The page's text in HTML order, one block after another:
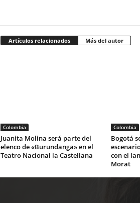
Artículos relacionados Más del autor
Colombia
Juanita Molina será parte del
elenco de «Burundanga» en el
Teatro Nacional la Castellana
Colombia
Bogotá
con el
Morat